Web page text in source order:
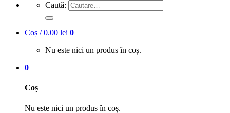
Caută:
Coș /0.00 lei 0
Nu este nici un produs în coș.
0
Coș
Nu este nici un produs în coș.